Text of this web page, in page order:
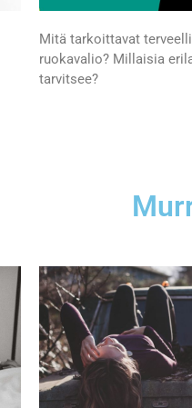
Mitä tarkoittavat
ruokavalio? Millaisia
tarvitsee?